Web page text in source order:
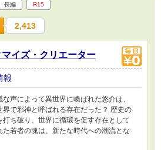
長編 R15
2,413
イズ・クリエーター
報
な声によって異世界に喚ばれた悠介は、
界で邪神と呼ばれる存在だった？ 歴史の
打ち破り、世界に循環を促す存在として
た若者の魂は、新たな時代への潮流とな